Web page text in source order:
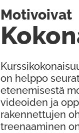
on helppo
etenemisestä
videoiden ja
rakennettujen
treenaaminen
Motivoivat